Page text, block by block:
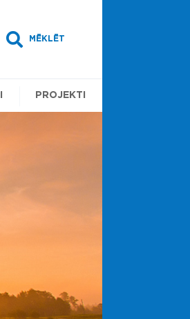
MĒKLĒT
PROJEKTI